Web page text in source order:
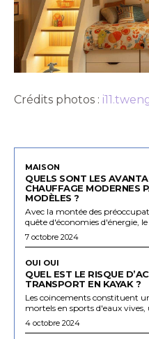
Crédits photos :
MAISON
QUELS SONT LES
CHAUFFAGE MODERNES
MODÈLES ?
Avec la montée des
quête d'économies d'énergie, le
7 octobre 2024
OUI OUI
QUEL EST LE RISQUE
TRANSPORT EN KAYAK ?
Les coincements constituent
mortels en sports d'eaux vives,
4 octobre 2024